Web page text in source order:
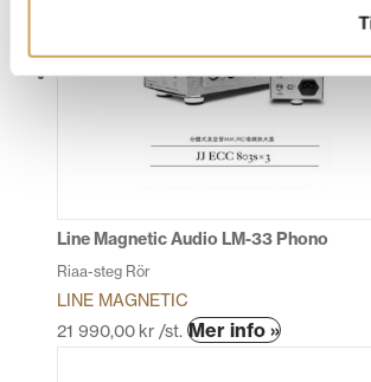
olika
kan
produktsidan
Line Magnetic Audio LM-33 Phono
Riaa-steg Rör
LINE MAGNETIC
21 990,00 kr /st. Mer info »Den